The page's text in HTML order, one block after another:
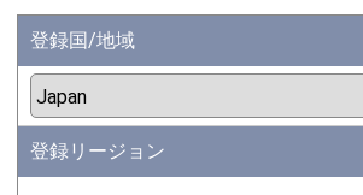
登録国/地域
登録リージョン